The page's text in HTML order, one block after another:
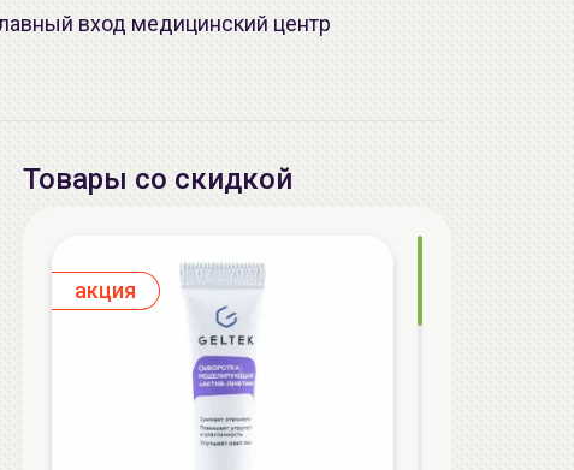
вход медицинский центр
Товары со скидкой
aкция